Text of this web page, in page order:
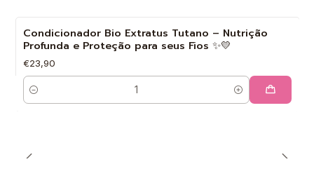
Condicionador Bio Extratus Tutano – Nutrição
Profunda e Proteção para seus Fios ✨💛
€23,90
Quantidade